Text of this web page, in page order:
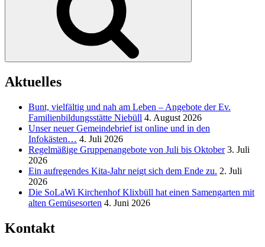
Aktuelles
Bunt, vielfältig und nah am Leben – Angebote der Ev.
Familienbildungsstätte Niebüll 4. August 2026
Unser neuer Gemeindebrief ist online und in den
Infokästen… 4. Juli 2026
Regelmäßige Gruppenangebote von Juli bis Oktober 3. Juli
2026
Ein aufregendes Kita-Jahr neigt sich dem Ende zu. 2. Juli
2026
Die SoLaWi Kirchenhof Klixbüll hat einen Samengarten mit
alten Gemüsesorten 4. Juni 2026
Kontakt